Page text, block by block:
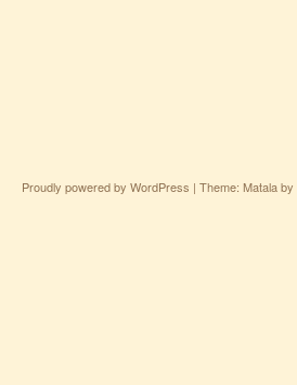
Proudly powered by WordPress | Theme: Matala by